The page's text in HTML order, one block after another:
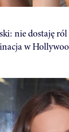
nie dostaję ról
w